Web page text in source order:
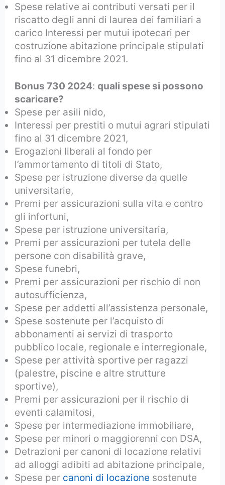
Spese relative ai contributi versati per il
riscatto degli anni di laurea dei familiari a
carico Interessi per mutui ipotecari per
costruzione abitazione principale stipulati
fino al 31 dicembre 2021.
Bonus 730 2024:quali spese si possono
scaricare?
Spese per asili nido,
Interessi per prestiti o mutui agrari stipulati
fino al 31 dicembre 2021,
Erogazioni liberali al fondo per
l’ammortamento di titoli di Stato,
Spese per istruzione diverse da quelle
universitarie,
Premi per assicurazioni sulla vita e contro
gli infortuni,
Spese per istruzione universitaria,
Premi per assicurazioni per tutela delle
persone con disabilità grave,
Spese funebri,
Premi per assicurazioni per rischio di non
autosufficienza,
Spese per addetti all’assistenza personale,
Spese sostenute per l’acquisto di
abbonamenti ai servizi di trasporto
pubblico locale, regionale e interregionale,
Spese per attività sportive per ragazzi
(palestre, piscine e altre strutture
sportive),
Premi per assicurazioni per il rischio di
eventi calamitosi,
Spese per intermediazione immobiliare,
Spese per minori o maggiorenni con DSA,
Detrazioni per canoni di locazione relativi
ad alloggi adibiti ad abitazione principale,
Spese per canoni di locazione sostenute